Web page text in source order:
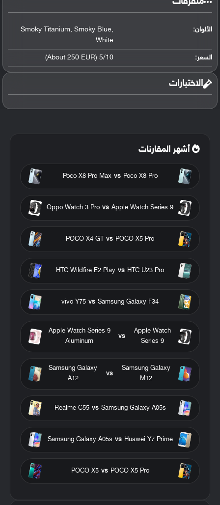
الألوان: Smoky Titanium, Smoky Blue,
White
السعر: 5/10 (About 250 EUR)
الاختبارات
أشهر المقارنات
Poco X8 Pro
vs
Poco X8 Pro Max
Apple Watch Series 9
vs
Oppo Watch 3 Pro
POCO X5 Pro
vs
POCO X4 GT
HTC U23 Pro
vs
HTC Wildfire E2 Play
Samsung Galaxy F34
vs
vivo Y75
Apple Watch
Series 9
vs
Apple Watch Series 9
Aluminum
Samsung Galaxy
M12
vs
Samsung Galaxy
A12
Samsung Galaxy A05s
vs
Realme C55
Huawei Y7 Prime
vs
Samsung Galaxy A05s
POCO X5 Pro
vs
POCO X5